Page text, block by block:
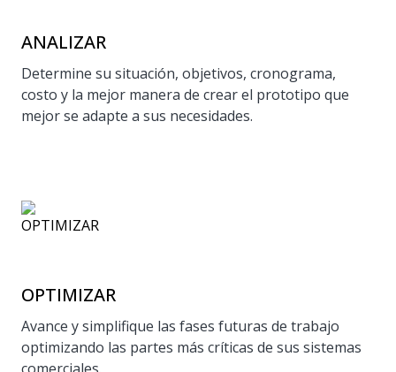
ANALIZAR
Determine su situación, objetivos, cronograma,
costo y la mejor manera de crear el prototipo que
mejor se adapte a sus necesidades.
OPTIMIZAR
Avance y simplifique las fases futuras de trabajo
optimizando las partes más críticas de sus sistemas